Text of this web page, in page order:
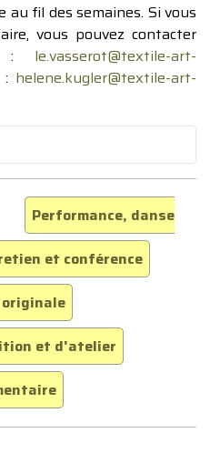
fil des semaines. Si vous
vous pouvez contacter
: le.vasserot@textile-art-
helene.kugler@textile-art-
Performance, danse
et conférence
originale
et d'atelier